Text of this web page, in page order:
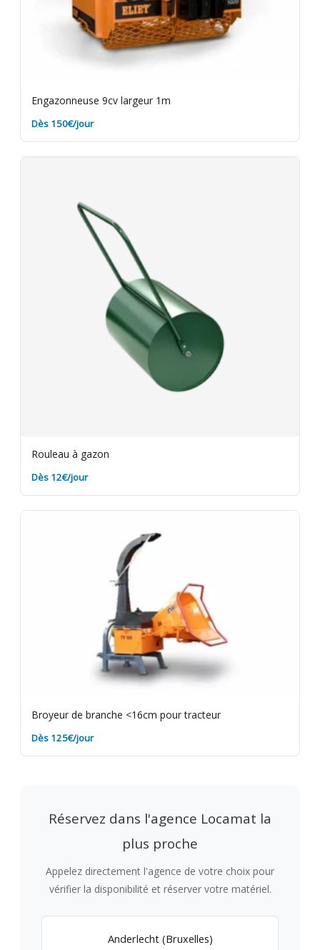
Engazonneuse 9cv largeur 1m
Dès 150€/jour
Rouleau à gazon
Dès 12€/jour
Broyeur de branche <16cm pour tracteur
Dès 125€/jour
Réservez dans l'agence Locamat la
plus proche
Appelez directement l'agence de votre choix pour
vérifier la disponibilité et réserver votre matériel.
Anderlecht (Bruxelles)